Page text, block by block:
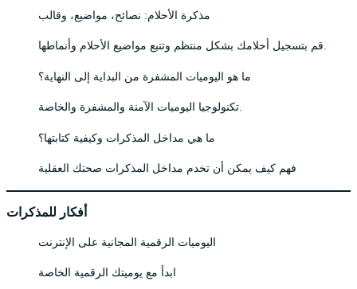
مذكرة الأحلام: نصائح، مواضيع، وقالب
قم بتسجيل أحلامك بشكل منتظم وتتبع مواضيع الأحلام وأنماطها.
ما هو اليوميات المشفرة من البداية إلى النهاية؟
تكنولوجيا اليوميات الآمنة والمشفرة والخاصة.
ما هي مداخل المذكرات وكيفية كتابتها؟
فهم كيف يمكن أن تخدم مداخل المذكرات صحتك العقلية
أفكار للمذكرات
اليوميات الرقمية المجانية على الإنترنت
ابدأ مع يوميتك الرقمية الخاصة